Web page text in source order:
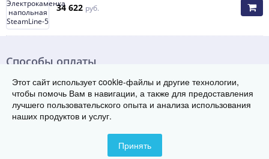
34 622 руб.
Способы оплаты
© Группа заводов теплового оборудования «ТЭК», 2017-2026
690000 , г. Владивосток
Этот сайт использует cookie-файлы и другие технологии,
чтобы помочь Вам в навигации, а также для предоставления
лучшего пользовательского опыта и анализа использования
наших продуктов и услуг.
Принять